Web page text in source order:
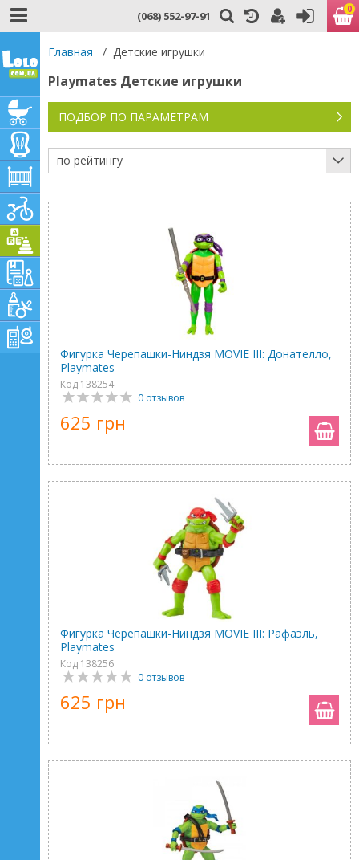
(068) 552-97-91 0
Главная / Детские игрушки
Playmates Детские игрушки
ПОДБОР ПО ПАРАМЕТРАМ
по рейтингу
Фигурка Черепашки-Ниндзя MOVIE III: Донателло,
Playmates
Код 138254
0 отзывов
625 грн
Фигурка Черепашки-Ниндзя MOVIE III: Рафаэль,
Playmates
Код 138256
0 отзывов
625 грн